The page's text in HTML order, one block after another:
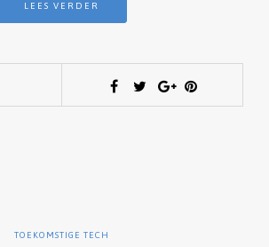
LEES VERDER
TOEKOMSTIGE TECH